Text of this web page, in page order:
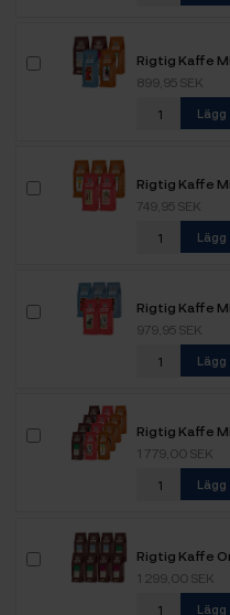
Rigtig Kaffe
899,95 SEK
Rigtig Kaffe
749,95 SEK
Rigtig Kaffe
979,95 SEK
Rigtig Kaffe
1 779,00 SEK
Rigtig Kaffe
1 299,00 SEK